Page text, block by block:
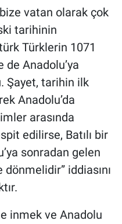
bize vatan olarak çok
tarihinin
Türklerin 1071
Anadolu’ya
Şayet, tarihin ilk
Anadolu’da
arasında
edilirse, Batılı bir
sonradan gelen
iddiasını
inmek ve Anadolu